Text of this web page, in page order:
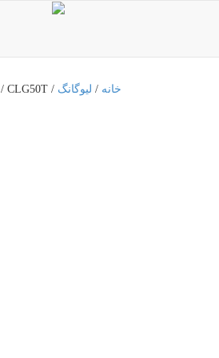
خانه / لیوگانگ /
/ CLG50T